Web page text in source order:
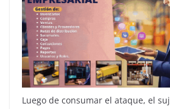
Luego de consumar el ataque, el